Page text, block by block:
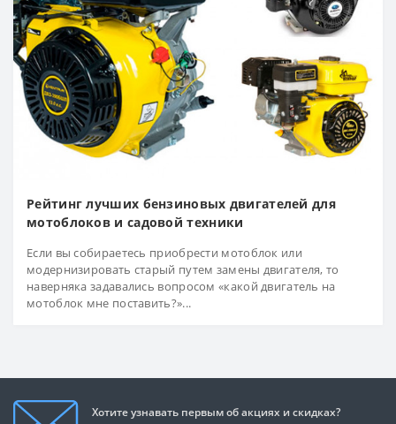
Рейтинг лучших бензиновых двигателей для
мотоблоков и садовой техники
Если вы собираетесь приобрести мотоблок или
модернизировать старый путем замены двигателя, то
наверняка задавались вопросом «какой двигатель на
мотоблок мне поставить?»...
Хотите узнавать первым об акциях и скидках?